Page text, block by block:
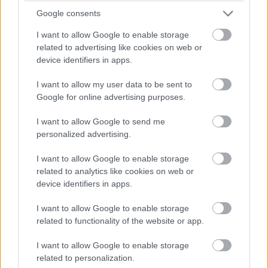
Google consents
I want to allow Google to enable storage
related to advertising like cookies on web or
device identifiers in apps.
I want to allow my user data to be sent to
Google for online advertising purposes.
I want to allow Google to send me
personalized advertising.
I want to allow Google to enable storage
related to analytics like cookies on web or
device identifiers in apps.
I want to allow Google to enable storage
related to functionality of the website or app.
I want to allow Google to enable storage
related to personalization.
tudd, mesterséges
intelligenciával készült-e egy
Kedvencekhez
Lassan tényleg létfontosságú lesz az összes
ilyen extra funkció.
A Google Photos új funkciót tervez bevezetni, amely
segít a felhasználóknak azonosítani, hogy egy kép
mesterséges intelligencia segítségével készült-e. Az